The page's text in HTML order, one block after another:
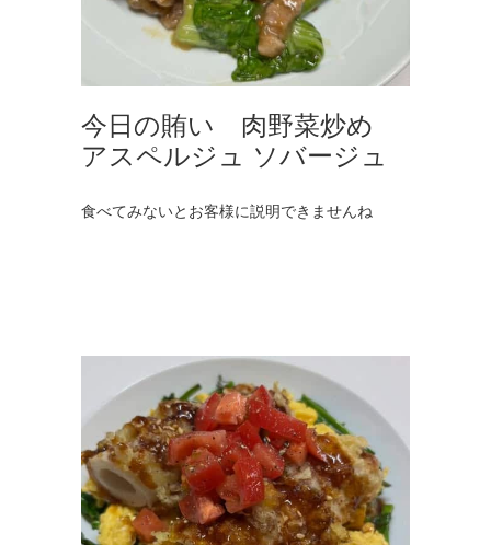
今日の賄い 肉野菜炒め
アスペルジュ ソバージュ
食べてみないとお客様に説明できませんね